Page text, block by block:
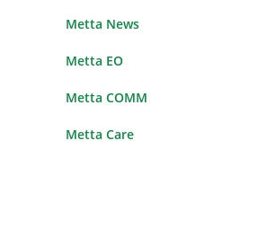
Metta News
Metta EO
Metta COMM
Metta Care